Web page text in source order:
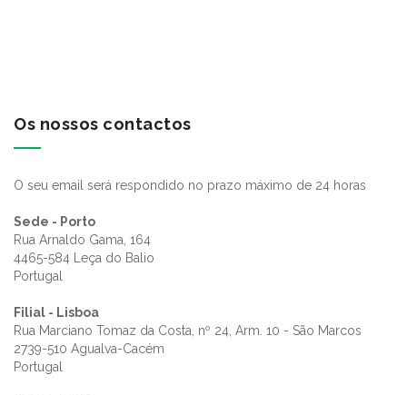
Os nossos contactos
O seu email será respondido no prazo máximo de 24 horas
Sede - Porto
Rua Arnaldo Gama, 164
4465-584 Leça do Balio
Portugal
Filial - Lisboa
Rua Marciano Tomaz da Costa, nº 24, Arm. 10 - São Marcos
2739-510 Agualva-Cacém
Portugal